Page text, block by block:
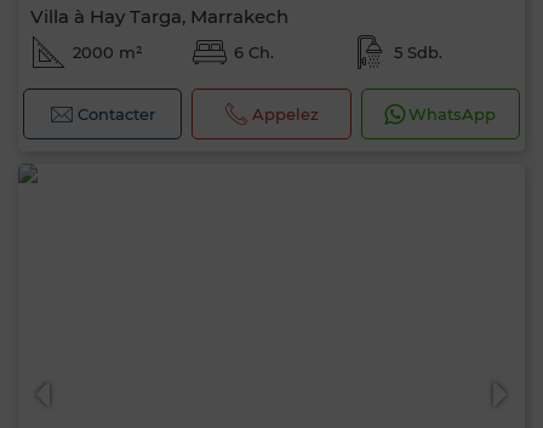
Villa à Hay Targa, Marrakech
2000 m² 6 Ch. 5 Sdb.
Contacter Appelez WhatsApp